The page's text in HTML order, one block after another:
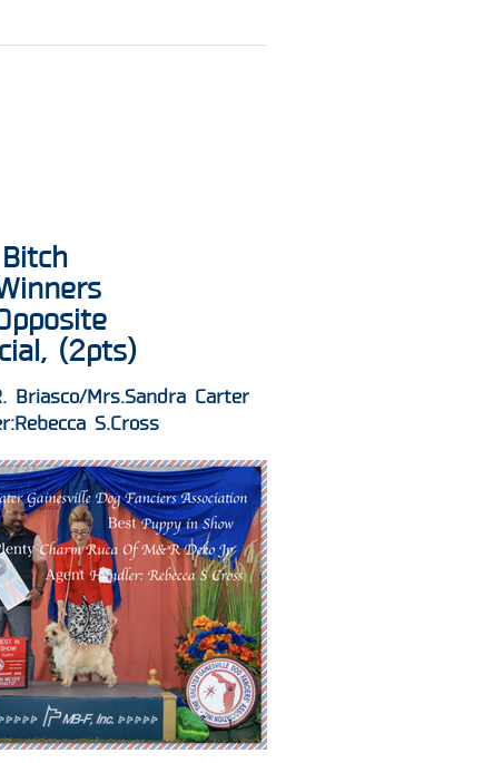
(2pts)
Briasco/Mrs.Sandra Carter
S.Cross